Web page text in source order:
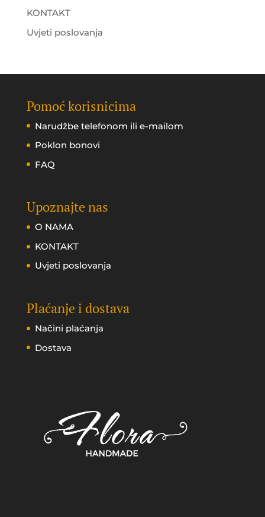
KONTAKT
Uvjeti poslovanja
Pomoć korisnicima
Narudžbe telefonom ili e-mailom
Poklon bonovi
FAQ
Upoznajte nas
O NAMA
KONTAKT
Uvjeti poslovanja
Plaćanje i dostava
Načini plaćanja
Dostava